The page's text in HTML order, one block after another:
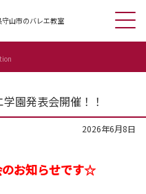
山市のバレエ教室
園発表会開催！！
2026年6月8日
お知らせです☆